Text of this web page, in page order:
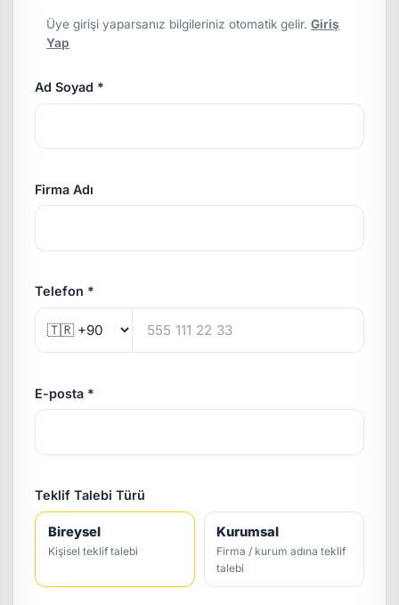
Üye girişi yaparsanız bilgileriniz otomatik gelir.Giriş
Yap
Ad Soyad *
Firma Adı
Telefon *
E-posta *
Teklif Talebi Türü
Bireysel
Kişisel teklif talebi
Kurumsal
Firma / kurum adına teklif
talebi